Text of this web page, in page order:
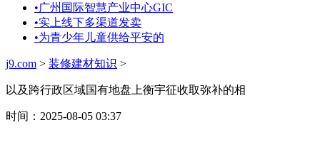
•广州国际智慧产业中心GIC
•实上线下多渠道发卖
•为青少年儿童供给平安的
j9.com > 装修建材知识 >
以及跨行政区域国有地盘上衡宇征收取弥补的相
时间：2025-08-05 03:37